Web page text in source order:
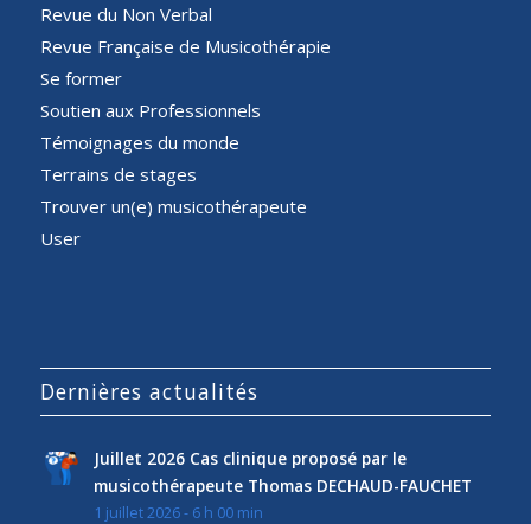
Revue du Non Verbal
Revue Française de Musicothérapie
Se former
Soutien aux Professionnels
Témoignages du monde
Terrains de stages
Trouver un(e) musicothérapeute
User
Dernières actualités
Juillet 2026 Cas clinique proposé par le
musicothérapeute Thomas DECHAUD-FAUCHET
1 juillet 2026 - 6 h 00 min